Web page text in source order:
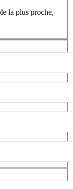
la plus proche,